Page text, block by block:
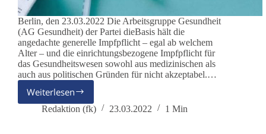
Berlin, den 23.03.2022 Die Arbeitsgruppe Gesundheit
(AG Gesundheit) der Partei dieBasis hält die
angedachte generelle Impfpflicht – egal ab welchem
Alter – und die einrichtungsbezogene Impfpflicht für
das Gesundheitswesen sowohl aus medizinischen als
auch aus politischen Gründen für nicht akzeptabel.…
Weiterlesen
AG
Gesundheit:
Redaktion (fk) 23.03.2022 1 Min